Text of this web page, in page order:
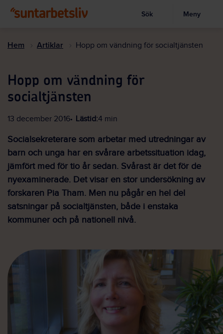
till
Visa sökruta
Sök Meny
Hem Artiklar Hopp om vändning för socialtjänsten
Hopp om vändning för
socialtjänsten
13 december 2016 Lästid:4 min
Socialsekreterare som arbetar med utredningar av
barn och unga har en svårare arbetssituation idag,
jämfört med för tio år sedan. Svårast är det för de
nyexaminerade. Det visar en stor undersökning av
forskaren Pia Tham. Men nu pågår en hel del
satsningar på socialtjänsten, både i enstaka
kommuner och på nationell nivå.